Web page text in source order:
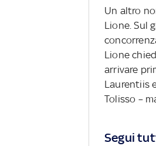
Un altro
Lione. Sul
Lione
arrivare
Laurentiis
Tolisso –
Segui